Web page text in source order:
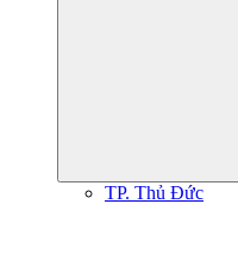
TP. Thủ Đức